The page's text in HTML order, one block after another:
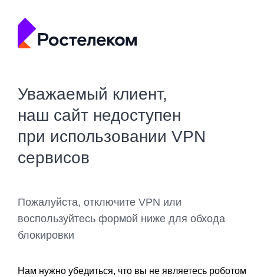
Уважаемый клиент,
наш сайт недоступен
при использовании VPN
сервисов
Пожалуйста, отключите VPN или
воспользуйтесь формой ниже для обхода
блокировки
Нам нужно убедиться, что вы не являетесь роботом